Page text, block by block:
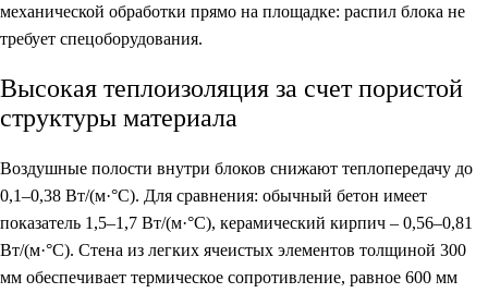
механической обработки прямо на площадке: распил блока не
требует спецоборудования.
Высокая теплоизоляция за счет пористой
структуры материала
Воздушные полости внутри блоков снижают теплопередачу до
0,1–0,38 Вт/(м·°C). Для сравнения: обычный бетон имеет
показатель 1,5–1,7 Вт/(м·°C), керамический кирпич – 0,56–0,81
Вт/(м·°C). Стена из легких ячеистых элементов толщиной 300
мм обеспечивает термическое сопротивление, равное 600 мм